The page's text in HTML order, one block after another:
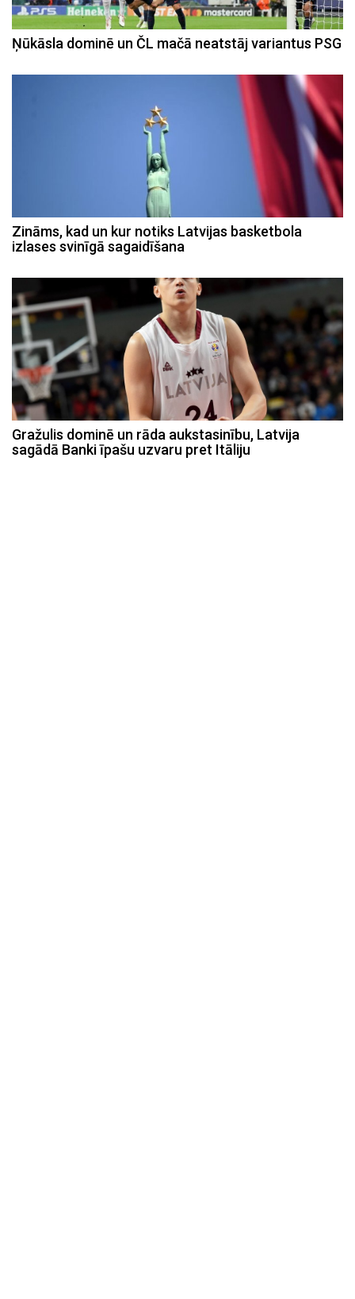
Ņūkāsla dominē un ČL mačā neatstāj variantus PSG
Zināms, kad un kur notiks Latvijas basketbola
izlases svinīgā sagaidīšana
Gražulis dominē un rāda aukstasinību, Latvija
sagādā Banki īpašu uzvaru pret Itāliju